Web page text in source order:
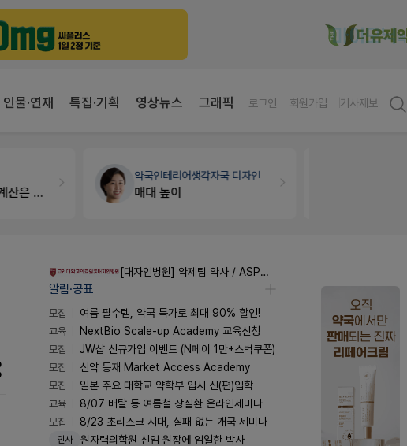
인물·연재 특집·기획 영상뉴스 그래픽 로그인 회원가입 기사제보
노동자의 날 수당계산은 어떻게 되나요
약국인테리어생각자국 디자인
매대 높이
[대자인병원] 약제팀 약사 / ASP팀 감염전문약사 모집
알림·공표
모집
여름 필수템, 약국 특가로 최대 90% 할인!
교육
NextBio Scale-up Academy 교육신청
모집
JW샵 신규가입 이벤트 (N페이 1만+스벅쿠폰)
모집
신약 등재 Market Access Academy
모집
일본 주요 대학교 약학부 입시 신(편)입학
교육
8/07 배탈 등 여름철 장질환 온라인세미나
모집
8/23 초리스크 시대, 실패 없는 개국 세미나
인사 원자력의학원 신임 원장에 임일한 박사